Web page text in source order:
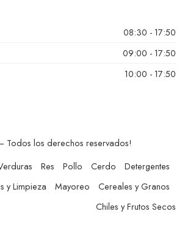
08:30 - 17:50
09:00 - 17:50
10:00 - 17:50
los derechos reservados!
Res Pollo Cerdo
Detergentes
y Limpieza
Mayoreo
Cereales y Granos
Chiles y Frutos Secos